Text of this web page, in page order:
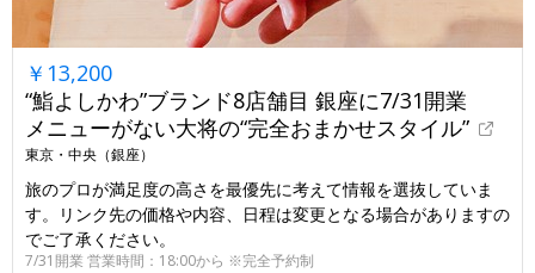
￥13,200
“鮨よしかわ”ブランド8店舗目 銀座に7/31開業
メニューがない大将の“完全おまかせスタイル”
東京・中央（銀座）
旅のプロが満足度の高さを最優先に考えて情報を選抜していま
す。リンク先の価格や内容、日程は変更となる場合がありますの
でご了承ください。
7/31開業 営業時間：18:00から ※完全予約制